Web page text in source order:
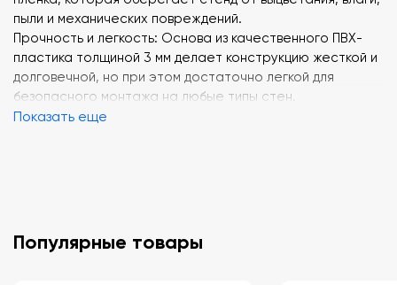
пыли и механических повреждений.
Прочность и легкость: Основа из качественного ПВХ-
пластика толщиной 3 мм делает конструкцию жесткой и
долговечной, но при этом достаточно легкой для
безопасного монтажа на любые типы стен.
Эстетичный дизайн: Благородный коричневый цвет
дополнительные аксессуары. Надежные крепежные
элементы уже входят в комплект поставки.
Показать еще
Популярные товары